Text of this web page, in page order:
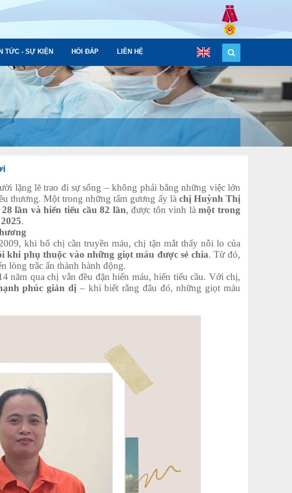
TỨC - SỰ KIỆN HỎI ĐÁP LIÊN HỆ
lặng lẽ trao đi sự sống – không phải bằng những việc lớn
thương. Một trong những tấm gương ấy là chị Huỳnh Thị
lần và hiến tiểu cầu 82 lần, được tôn vinh làmột trong
.
khi bố chị cần truyền máu, chị tận mắt thấy nỗi lo của
khi phụ thuộc vào những giọt máu được sẻ chia. Từ đó,
lòng trắc ẩn thành hành động.
năm qua chị vẫn đều đặn hiến máu, hiến tiểu cầu. Với chị,
phúc giản dị – khi biết rằng đâu đó, những giọt máu